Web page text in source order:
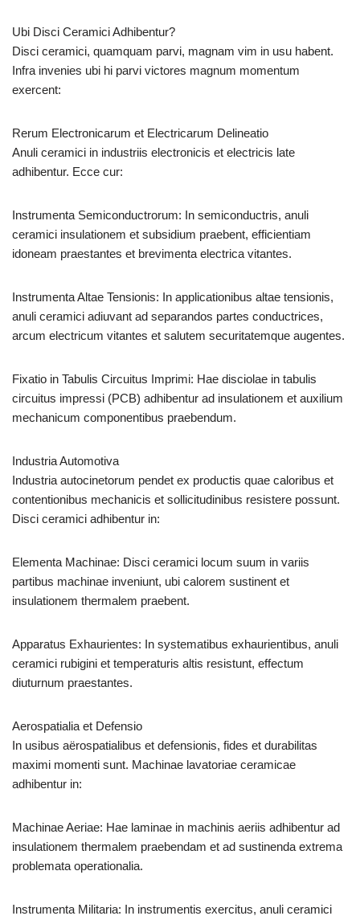
Ubi Disci Ceramici Adhibentur?
Disci ceramici, quamquam parvi, magnam vim in usu habent.
Infra invenies ubi hi parvi victores magnum momentum
exercent:
Rerum Electronicarum et Electricarum Delineatio
Anuli ceramici in industriis electronicis et electricis late
adhibentur. Ecce cur:
Instrumenta Semiconductrorum: In semiconductris, anuli
ceramici insulationem et subsidium praebent, efficientiam
idoneam praestantes et brevimenta electrica vitantes.
Instrumenta Altae Tensionis: In applicationibus altae tensionis,
anuli ceramici adiuvant ad separandos partes conductrices,
arcum electricum vitantes et salutem securitatemque augentes.
Fixatio in Tabulis Circuitus Imprimi: Hae disciolae in tabulis
circuitus impressi (PCB) adhibentur ad insulationem et auxilium
mechanicum componentibus praebendum.
Industria Automotiva
Industria autocinetorum pendet ex productis quae caloribus et
contentionibus mechanicis et sollicitudinibus resistere possunt.
Disci ceramici adhibentur in:
Elementa Machinae: Disci ceramici locum suum in variis
partibus machinae inveniunt, ubi calorem sustinent et
insulationem thermalem praebent.
Apparatus Exhaurientes: In systematibus exhaurientibus, anuli
ceramici rubigini et temperaturis altis resistunt, effectum
diuturnum praestantes.
Aerospatialia et Defensio
In usibus aërospatialibus et defensionis, fides et durabilitas
maximi momenti sunt. Machinae lavatoriae ceramicae
adhibentur in:
Machinae Aeriae: Hae laminae in machinis aeriis adhibentur ad
insulationem thermalem praebendam et ad sustinenda extrema
problemata operationalia.
Instrumenta Militaria: In instrumentis exercitus, anuli ceramici